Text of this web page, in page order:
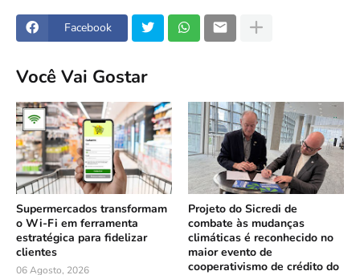
Facebook
Você Vai Gostar
Supermercados transformam
o Wi-Fi em ferramenta
estratégica para fidelizar
clientes
06 Agosto, 2026
Projeto do Sicredi de
combate às mudanças
climáticas é reconhecido no
maior evento de
cooperativismo de crédito do